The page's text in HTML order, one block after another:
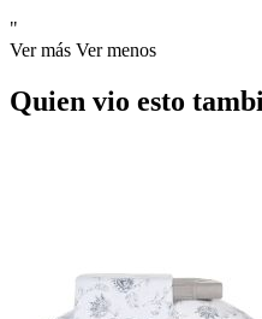
"
Ver más Ver menos
Quien vio esto